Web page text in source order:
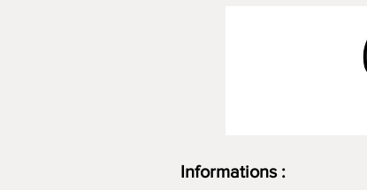
Informations :